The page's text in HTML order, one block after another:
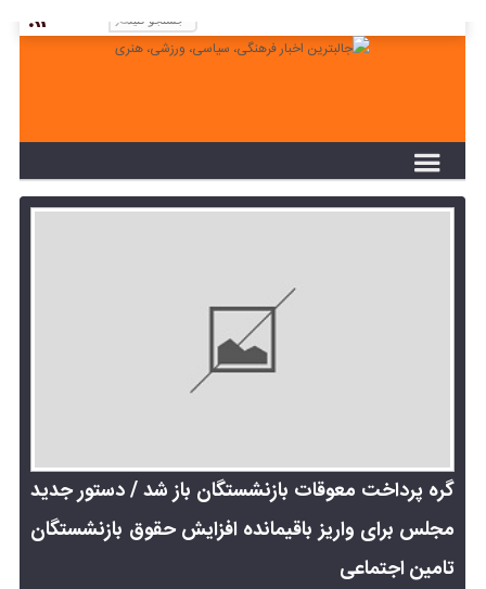
برويد و منوي خود را ايجاد كنيد!
گره پرداخت معوقات بازنشستگان باز شد / دستور جدید
مجلس برای واریز باقیمانده افزایش حقوق بازنشستگان
تامین اجتماعی